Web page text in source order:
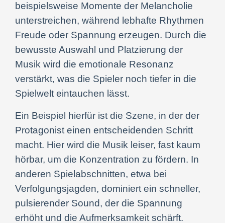
beispielsweise Momente der Melancholie
unterstreichen, während lebhafte Rhythmen
Freude oder Spannung erzeugen. Durch die
bewusste Auswahl und Platzierung der
Musik wird die emotionale Resonanz
verstärkt, was die Spieler noch tiefer in die
Spielwelt eintauchen lässt.
Ein Beispiel hierfür ist die Szene, in der der
Protagonist einen entscheidenden Schritt
macht. Hier wird die Musik leiser, fast kaum
hörbar, um die Konzentration zu fördern. In
anderen Spielabschnitten, etwa bei
Verfolgungsjagden, dominiert ein schneller,
pulsierender Sound, der die Spannung
erhöht und die Aufmerksamkeit schärft.